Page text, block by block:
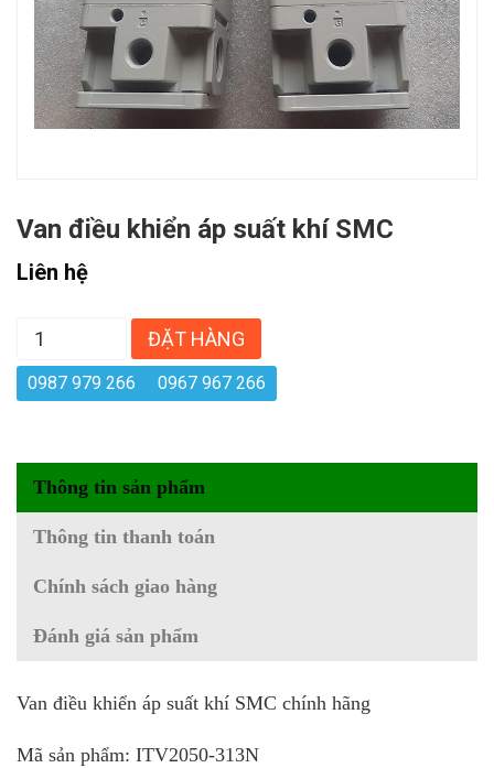
Van điều khiển áp suất khí SMC
Liên hệ
ĐẶT HÀNG
0987 979 266 0967 967 266
Thông tin sản phẩm
Thông tin thanh toán
Chính sách giao hàng
Đánh giá sản phẩm
Van điều khiển áp suất khí SMC chính hãng
Mã sản phẩm: ITV2050-313N